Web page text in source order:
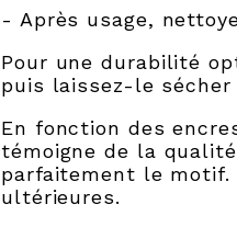
- Après usage,
Pour une durabilité
puis laissez-le
En fonction des
témoigne de la
parfaitement le
ultérieures.